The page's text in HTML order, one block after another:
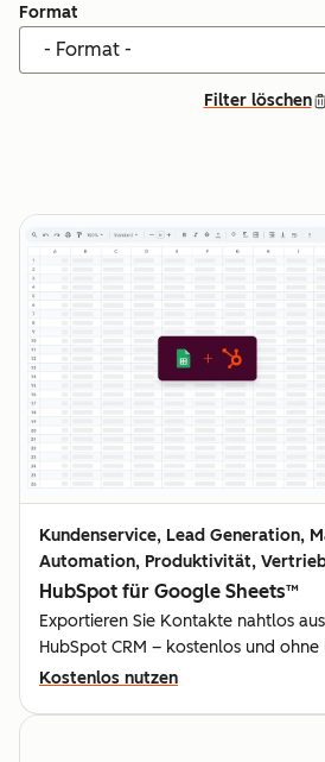
Format
Filter löschen
Kundenservice, Lead Generation,
Automation, Produktivität,
HubSpot für Google Sheets™
Exportieren Sie Kontakte nahtlos
HubSpot CRM – kostenlos und ohne
Kostenlos nutzen